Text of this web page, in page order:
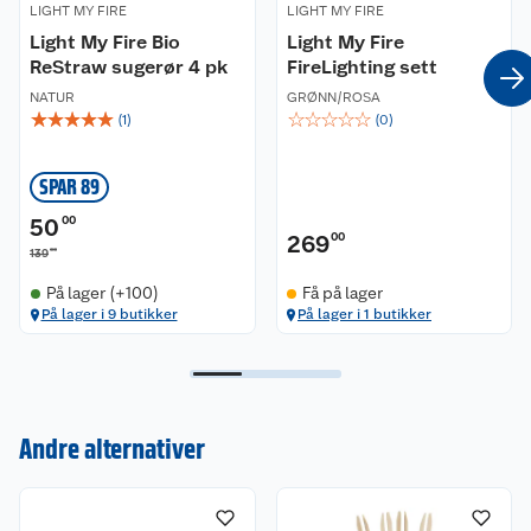
LIGHT MY FIRE
Light My Fire Bio
ReStraw sugerør 4 pk
NATUR
☆☆☆☆☆ (1)
SPAR 89
50 00
13900
På lager (+100)
På lager i 9 butikker
LIGHT MY FIRE
Light My Fire
FireLighting sett
GRØNN/ROSA
☆☆☆☆☆ (0)
26900
Få på lager
På lager i 1 butikker
Andre alternativer
Våre butikker
Kundeservice
Reklamasjon og garanti